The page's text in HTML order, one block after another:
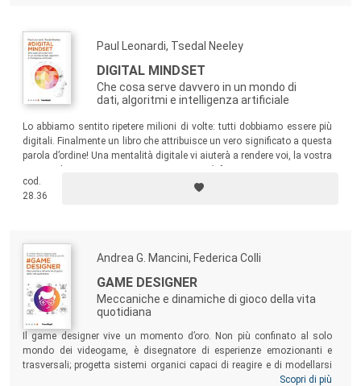
Paul Leonardi, Tsedal Neeley
DIGITAL MINDSET
Che cosa serve davvero in un mondo di
dati, algoritmi e intelligenza artificiale
Lo abbiamo sentito ripetere milioni di volte: tutti dobbiamo essere più
digitali. Finalmente un libro che attribuisce un vero significato a questa
parola d’ordine! Una mentalità digitale vi aiuterà a rendere voi, la vostra
cod.
28.36
Andrea G. Mancini, Federica Colli
GAME DESIGNER
Meccaniche e dinamiche di gioco della vita
quotidiana
Il game designer vive un momento d’oro. Non più confinato al solo
mondo dei videogame, è disegnatore di esperienze emozionanti e
trasversali; progetta sistemi organici capaci di reagire e di modellarsi
intorno alle necessità dei partecipanti. Il volume esamina le sue
Scopri di più